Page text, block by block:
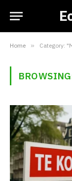
Home » Category: